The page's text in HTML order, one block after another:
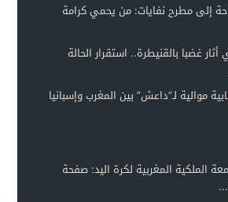
إلى مطرح نفايات: من يحمي كرامة
أثار غضبا بالقنيطرة.. استقرار الحالة
موالية لـ”داعش” بين المغرب وإسبانيا
الملكية المغربية لكرة اليد: صفحة